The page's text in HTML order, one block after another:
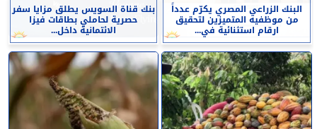
البنك الزراعي المصري يكرّم عدداً
من موظفيه المتميزين لتحقيق
ارقام استثنائية في...
بنك قناة السويس يطلق مزايا سفر
حصرية لحاملي بطاقات فيزا
الائتمانية داخل...